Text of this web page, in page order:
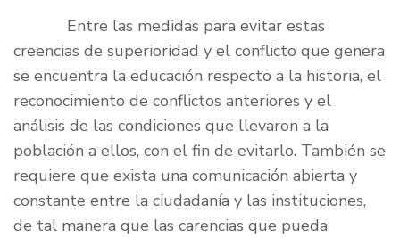
Entre las medidas para evitar estas
creencias de superioridad y el conflicto que genera
se encuentra la educación respecto a la historia, el
reconocimiento de conflictos anteriores y el
análisis de las condiciones que llevaron a la
población a ellos, con el fin de evitarlo. También se
requiere que exista una comunicación abierta y
constante entre la ciudadanía y las instituciones,
de tal manera que las carencias que pueda